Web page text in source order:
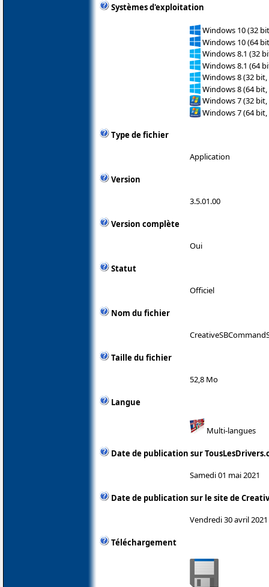
Systèmes d'exploitation
Windows 10 (32
Windows 10 (64
Windows 8.1 (32
Windows 8.1 (64
Windows 8 (32 bit,
Windows 8 (64 bit,
Windows 7 (32 bit,
Windows 7 (64 bit,
Type de fichier
Application
Version
3.5.01.00
Version complète
Oui
Statut
Officiel
Nom du fichier
Taille du fichier
52,8 Mo
Langue
Multi-langues
Date de publication sur
Samedi 01 mai 2021
Date de publication sur le site de
Vendredi 30 avril 2021
Téléchargement